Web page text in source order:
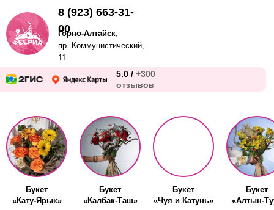
5.0 / +300
отзывов
Горно-Алтайск,
пр. Коммунистический,
11
8 (923) 663-31-
00
Букет
«Кату-Ярык»
Букет
«Калбак-Таш»
Букет
«Чуя и Катунь»
Букет
«Алтын-